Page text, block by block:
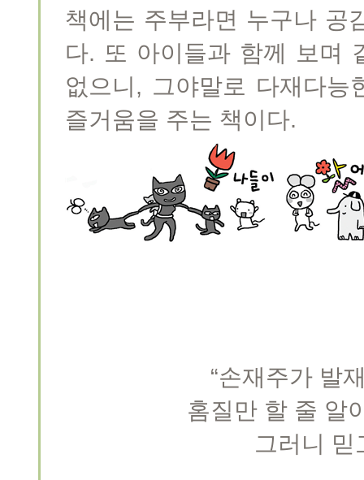
책에는 주부라면 누구나 공
다. 또 아이들과 함께 보며
없으니, 그야말로 다재다
즐거움을 주는 책이다.
“손재주가 발
홈질만 할 줄 알
그러니 믿